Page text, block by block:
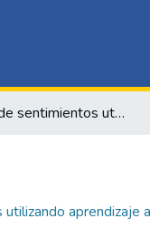
Análisis de sentimientos utilizando aprendizaje automático de menciones en twitter para la secretaría de movilidad de Bogotá